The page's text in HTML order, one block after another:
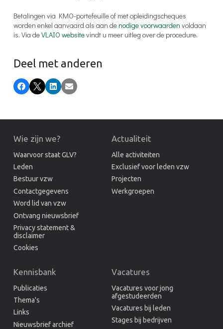
Betalingen via KMO-portefeuille of met opleidingscheques
worden enkel aanvaard als aan de nodige voorwaarden voldaan
is. Via deVLAIO websitevindt u meer uitleg over de procedure.
Deel met anderen
Facebook
X LinkedIn
E-mail
Wie zijn we?
Waarvoor staat GLV?
Leden
Bestuur vzw
Contactgegevens
Word lid van vzw
Ontvang nieuwsbrief
Privacy statement &
disclaimer
Cookies
Actualiteit
Alle activiteiten
Exclusief voor leden vzw
Projecten
Werkgroepen
Kennisbank
Publicaties
Thema's
Links
Nieuwsbrief archief
Vacatures
Vacatures voor jong
afgestudeerden
Vacatures bij leden
Stages bij bedrijven